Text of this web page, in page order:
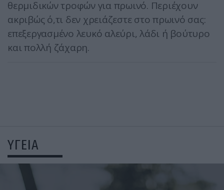
θερμιδικών τροφών για πρωινό. Περιέχουν
ακριβώς ό,τι δεν χρειάζεστε στο πρωινό σας:
επεξεργασμένο λευκό αλεύρι, λάδι ή βούτυρο
και πολλή ζάχαρη.
ΥΓΕΙΑ